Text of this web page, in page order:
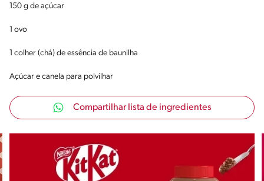
150 g de açúcar
1 ovo
1 colher (chá) de essência de baunilha
Açúcar e canela para polvilhar
Compartilhar lista de ingredientes